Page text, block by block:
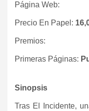
Página Web:
Precio En Papel:
Premios:
Primeras Páginas:
Sinopsis
Tras El Incidente,